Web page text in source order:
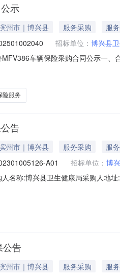
示
州市｜博兴县 服务采购
服务
招标单位： 博兴县
车辆保险采购合同公示一
产保险股份有限公司滨州市分公
险服务
告
州市｜博兴县 服务采购
服务
A01 招标单位： 博
名称:博兴县卫生健康局采购人地
予阶段项目编号
公告
州市｜博兴县 服务采购
服务